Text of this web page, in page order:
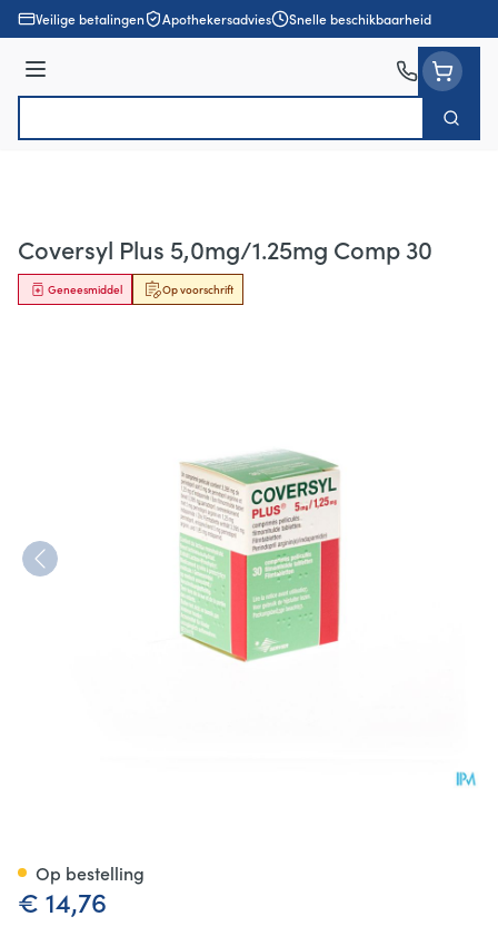
Ga naar de inhoud
Veilige betalingen Apothekersadvies Snelle beschikbaarheid
Menu
Zoek
Coversyl Plus 5,0mg/1.25mg Comp 30
Op voorschrift
Geneesmiddel
€ 14,76
Op bestelling